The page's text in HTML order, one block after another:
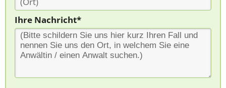
Ihre Nachricht*